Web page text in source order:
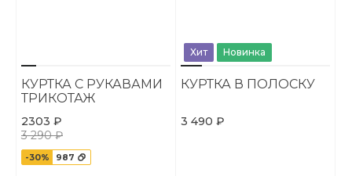
КУРТКА С РУКАВАМИ
ТРИКОТАЖ
2303 ₽
3 290 ₽
-30% 987
Хит Новинка
КУРТКА В ПОЛОСКУ
3 490 ₽